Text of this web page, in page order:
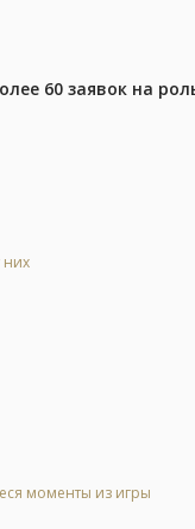
60 заявок на
них
моменты из игры